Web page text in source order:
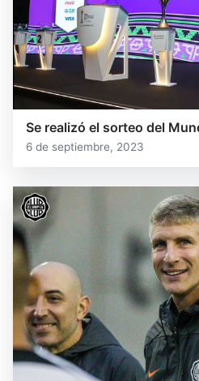
Se realizó el sorteo del
6 de septiembre, 2023